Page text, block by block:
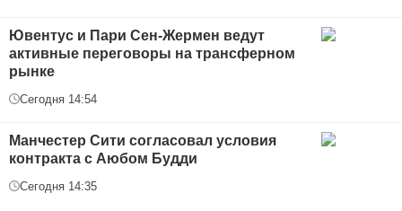
Ювентус и Пари Сен-Жермен ведут
активные переговоры на трансферном
рынке
Сегодня 14:54
Манчестер Сити согласовал условия
контракта с Аюбом Будди
Сегодня 14:35